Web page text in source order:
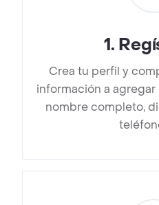
1.
Crea tu perfil y
información a
nombre completo,